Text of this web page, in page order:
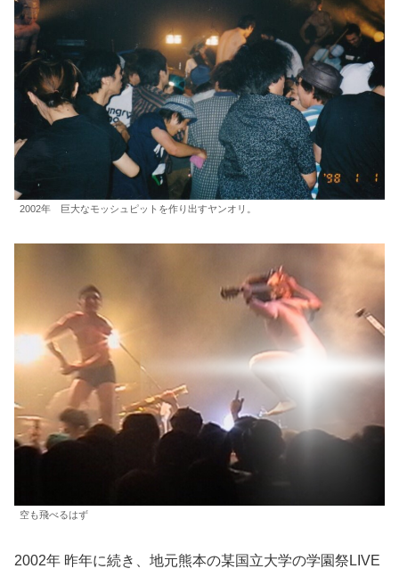
2002年 巨大なモッシュピットを作り出すヤンオリ。
空も飛べるはず
2002年 昨年に続き、地元熊本の某国立大学の学園祭LIVE